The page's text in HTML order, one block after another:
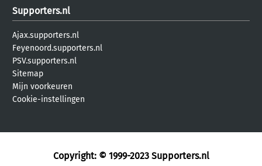
Supporters.nl
Ajax.supporters.nl
Feyenoord.supporters.nl
PSV.supporters.nl
Sitemap
Mijn voorkeuren
Cookie-instellingen
Copyright: © 1999-2023 Supporters.nl